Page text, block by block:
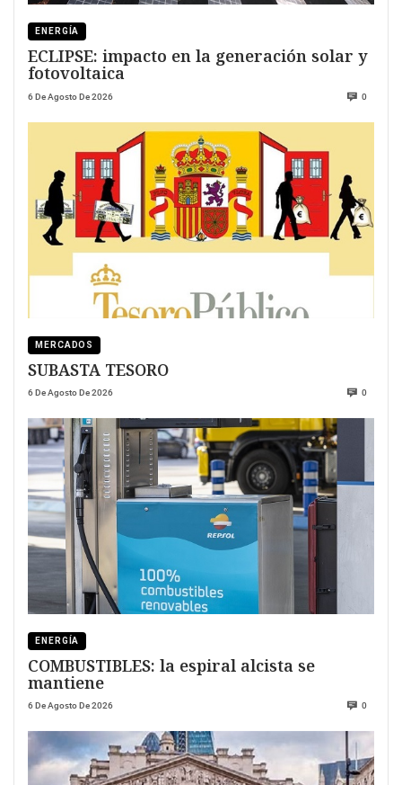
ENERGÍA
ECLIPSE: impacto en la generación solar y
fotovoltaica
6 De Agosto De 2026 0
MERCADOS
SUBASTA TESORO
6 De Agosto De 2026 0
ENERGÍA
COMBUSTIBLES: la espiral alcista se
mantiene
6 De Agosto De 2026 0